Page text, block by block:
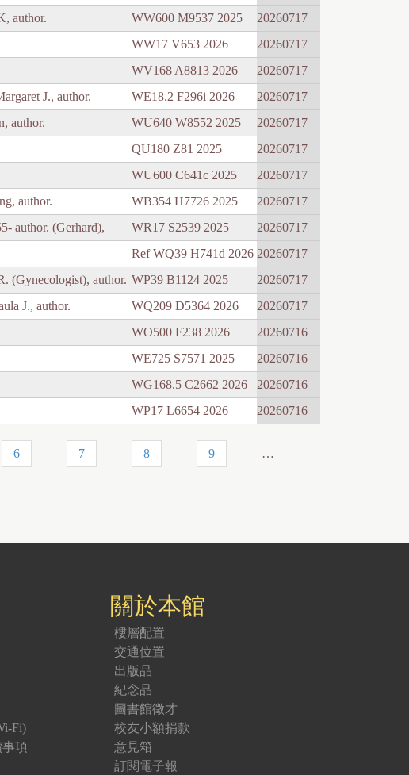
author. WW600 M9537 2025
20260717
WW17 V653 2026
20260717
WV168 A8813 2026
20260717
J., author. WE18.2 F296i 2026
20260717
author. WU640 W8552 2025
20260717
QU180 Z81 2025
20260717
WU600 C641c 2025
20260717
author. WB354 H7726 2025
20260717
author. (Gerhard), WR17 S2539 2025
20260717
Ref WQ39 H741d 2026 20260717
(Gynecologist), author. WP39 B1124 2025
20260717
J., author. WQ209 D5364 2026
20260717
WO500 F238 2026
20260716
WE725 S7571 2025
20260716
WG168.5 C2662 2026
20260716
WP17 L6654 2026 20260716
6 7 8 9
…
Fi)
項
關於本館
樓層配置
交通位置
出版品
紀念品
圖書館徵才
校友小額捐款
意見箱
訂閱電子報